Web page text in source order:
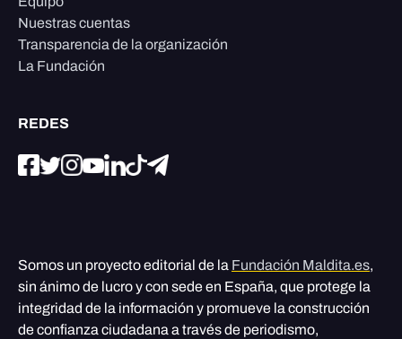
Nuestras cuentas
Transparencia de la organización
La Fundación
REDES
Somos un proyecto editorial de la Fundación Maldita.es,
sin ánimo de lucro y con sede en España, que protege la
integridad de la información y promueve la construcción
de confianza ciudadana a través de periodismo,